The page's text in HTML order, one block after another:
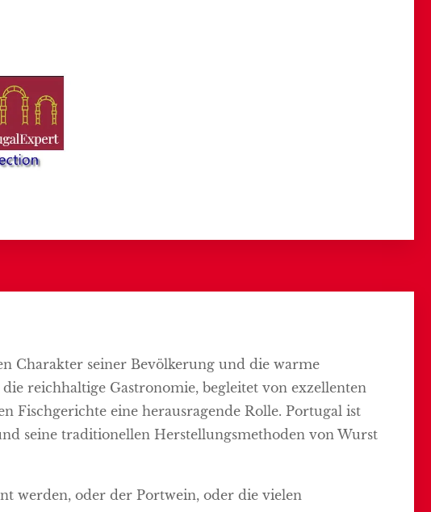
Charakter seiner Bevölkerung und die warme
reichhaltige Gastronomie, begleitet von exzellenten
Fischgerichte eine herausragende Rolle. Portugal ist
seine traditionellen Herstellungsmethoden von Wurst
werden, oder der Portwein, oder die vielen